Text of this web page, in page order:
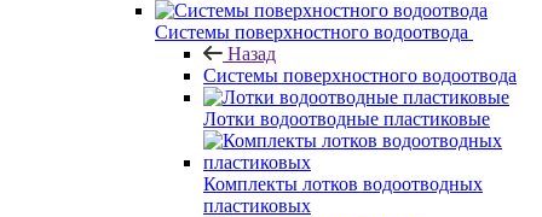
Системы поверхностного водоотвода
Назад
Системы поверхностного водоотвода
Лотки водоотводные пластиковые
Комплекты лотков водоотводных
пластиковых